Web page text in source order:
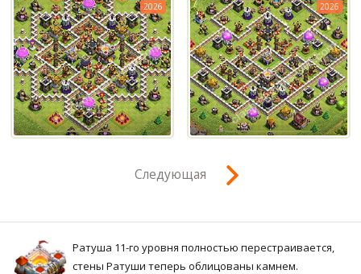
2026
2026
Следующая
Ратуша 11-го уровня полностью перестраивается,
стены Ратуши теперь облицованы камнем.